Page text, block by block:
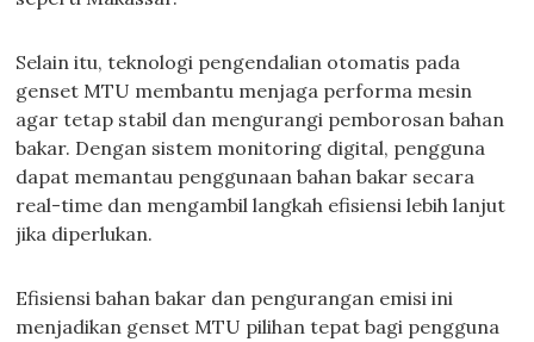
Selain itu, teknologi pengendalian otomatis pada
genset MTU membantu menjaga performa mesin
agar tetap stabil dan mengurangi pemborosan bahan
bakar. Dengan sistem monitoring digital, pengguna
dapat memantau penggunaan bahan bakar secara
real-time dan mengambil langkah efisiensi lebih lanjut
jika diperlukan.
Efisiensi bahan bakar dan pengurangan emisi ini
menjadikan genset MTU pilihan tepat bagi pengguna